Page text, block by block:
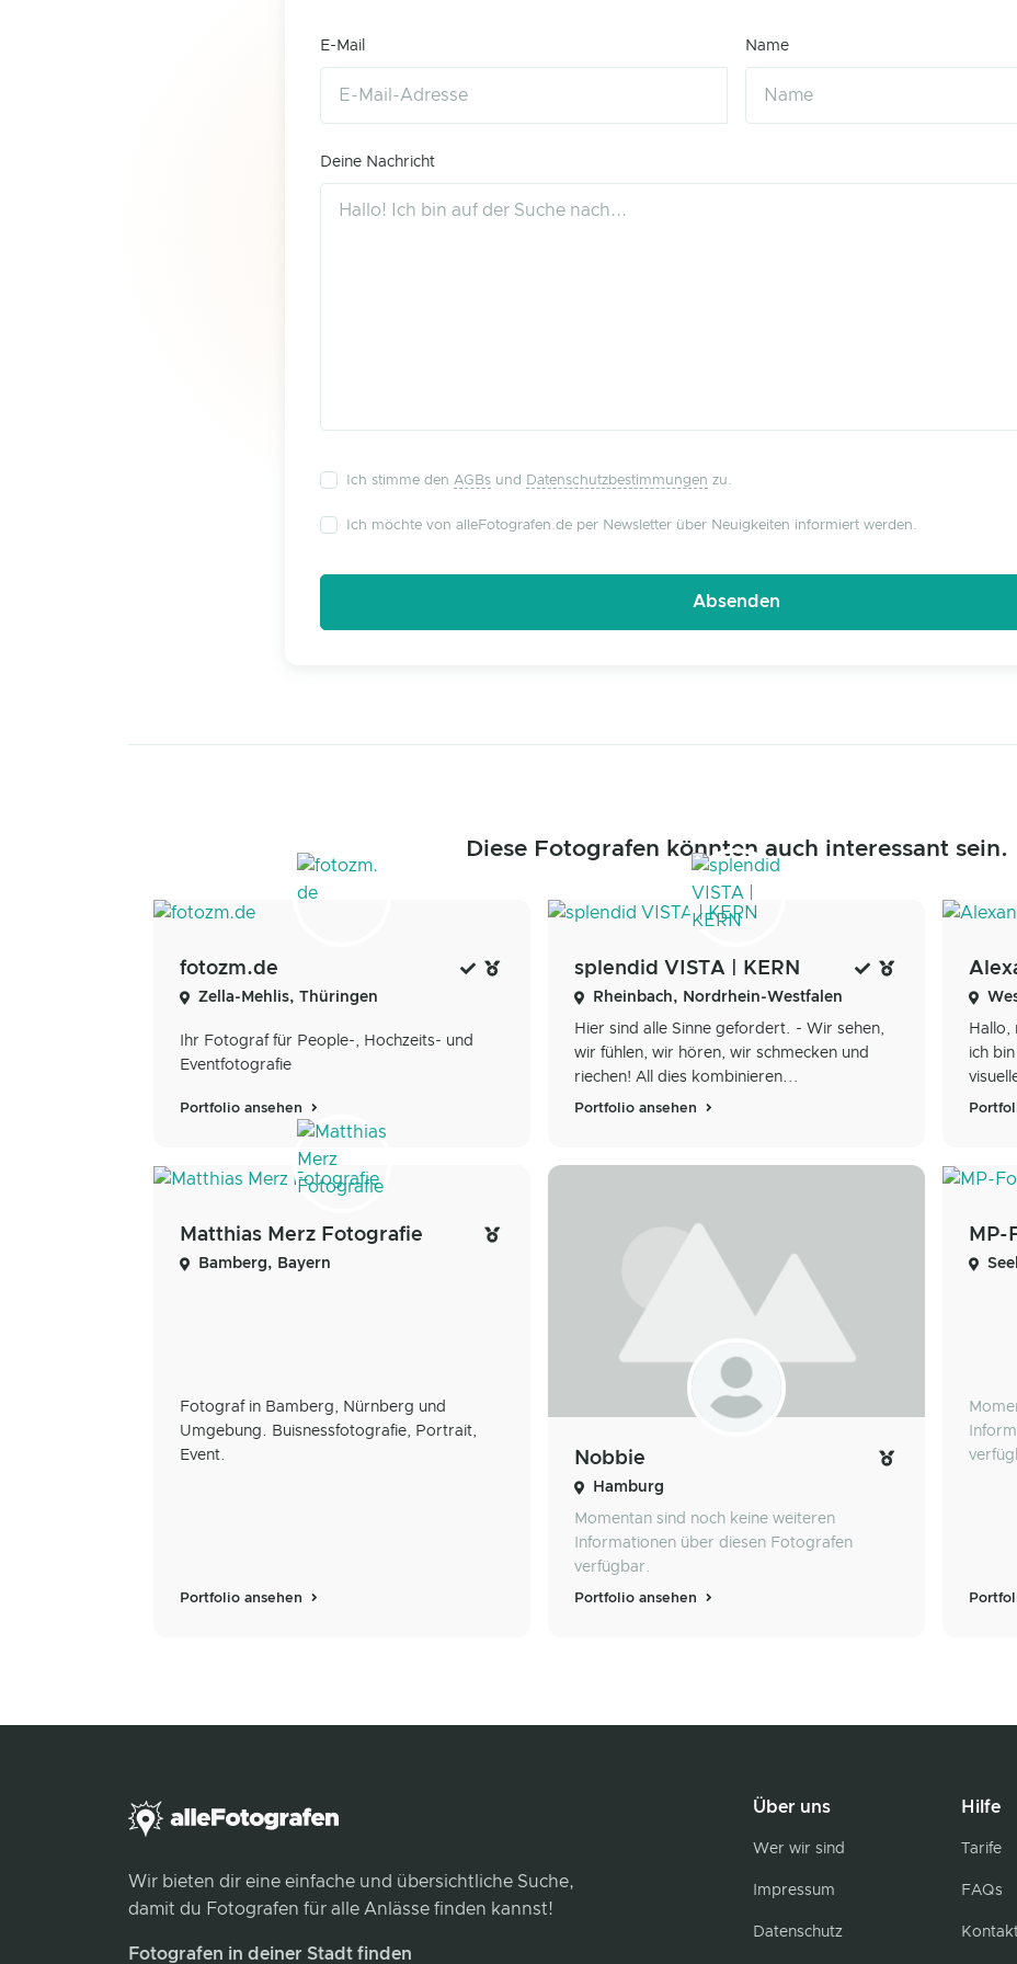
E-Mail Name
Deine Nachricht
Ich stimme den AGBsund Datenschutzbestimmungen zu.
Ich möchte von alleFotografen.de per Newsletter über Neuigkeiten informiert werden.
Diese Fotografen könnten auch interessant sein.
fotozm.de
Zella-Mehlis, Thüringen
Ihr Fotograf für People-, Hochzeits- und
Eventfotografie
Portfolio ansehen
splendid VISTA | KERN
Rheinbach, Nordrhein-Westfalen
Hier sind alle Sinne gefordert. - Wir sehen,
wir fühlen, wir hören, wir schmecken und
riechen! All dies kombinieren...
Portfolio ansehen
Hallo,
ich
Matthias Merz Fotografie
Bamberg, Bayern
Fotograf in Bamberg, Nürnberg und
Umgebung. Buisnessfotografie, Portrait,
Event.
Portfolio ansehen
Nobbie
Hamburg
Momentan sind noch keine weiteren
Informationen über diesen Fotografen
verfügbar.
Portfolio ansehen
MP-
Wir bieten dir eine einfache und übersichtliche Suche,
damit du Fotografen für alle Anlässe finden kannst!
Fotografen in deiner Stadt finden
Über uns
Wer wir sind
Impressum
Datenschutz
Hilfe
Tarife
FAQs